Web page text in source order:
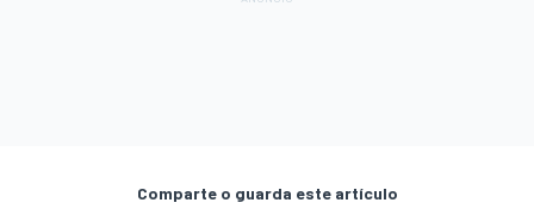
Comparte o guarda este artículo